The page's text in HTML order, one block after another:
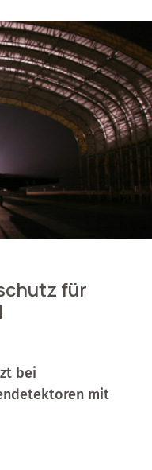
für
bei
mit